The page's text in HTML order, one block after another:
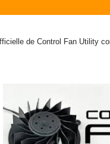
de Control Fan Utility